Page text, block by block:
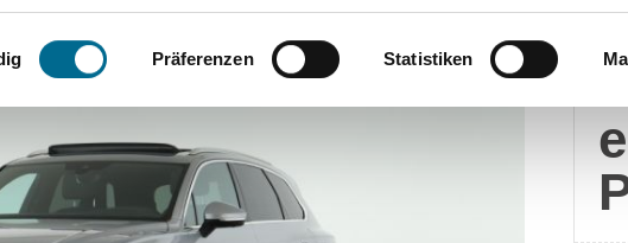
Präferenzen Statistiken